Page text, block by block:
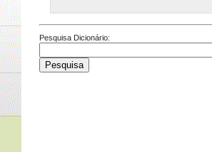
Pesquisa Dicionário: